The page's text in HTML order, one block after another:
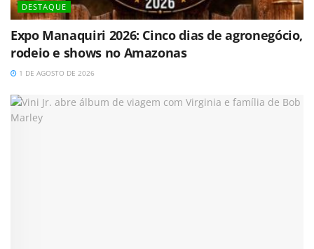
DESTAQUE
Expo Manaquiri 2026: Cinco dias de agronegócio,
rodeio e shows no Amazonas
1 DE AGOSTO DE 2026